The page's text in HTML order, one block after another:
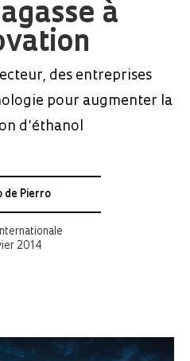
à
des entreprises
pour augmenter la
d’éthanol
de Pierro
2014